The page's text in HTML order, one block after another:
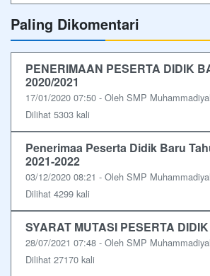
Paling Dikomentari
PENERIMAAN PESERTA DIDIK
2020/2021
17/01/2020 07:50 - Oleh SMP
Dilihat 5303 kali
Penerimaa Peserta Didik Baru
2021-2022
03/12/2020 08:21 - Oleh SMP
Dilihat 4299 kali
SYARAT MUTASI PESERTA DIDIK
28/07/2021 07:48 - Oleh SMP
Dilihat 27170 kali